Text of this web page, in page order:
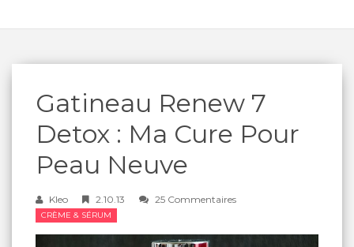
Gatineau Renew 7
Detox : Ma Cure Pour
Peau Neuve
Kleo 2.10.13 25 Commentaires
CRÈME & SÉRUM